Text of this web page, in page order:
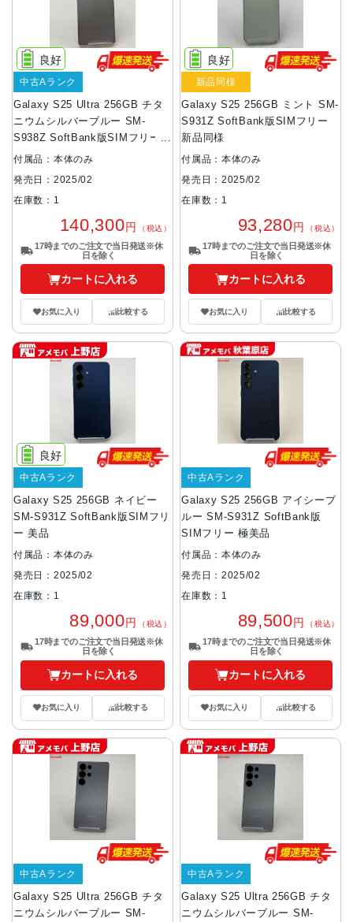
Galaxy S25 Ultra 256GB チタ
ニウムシルバーブルー SM-
S938Z SoftBank版SIMフリー
美品
良好
中古Aランク
付属品：本体のみ
発売日：2025/02
在庫数：1
140,300円 （税込）
17時までのご注文で当日発送※休
日を除く
カートに入れる
お気に入り 比較する
Galaxy S25 256GB ミント SM-
S931Z SoftBank版SIMフリー
新品同様
良好
新品同様
付属品：本体のみ
発売日：2025/02
在庫数：1
93,280円 （税込）
17時までのご注文で当日発送※休
日を除く
カートに入れる
お気に入り 比較する
Galaxy S25 256GB ネイビー
SM-S931Z SoftBank版SIMフリ
ー 美品
良好
中古Aランク
付属品：本体のみ
発売日：2025/02
在庫数：1
89,000円 （税込）
17時までのご注文で当日発送※休
日を除く
カートに入れる
お気に入り 比較する
Galaxy S25 256GB アイシーブ
ルー SM-S931Z SoftBank版
SIMフリー 極美品
中古Aランク
付属品：本体のみ
発売日：2025/02
在庫数：1
89,500円 （税込）
17時までのご注文で当日発送※休
日を除く
カートに入れる
お気に入り 比較する
Galaxy S25 Ultra 256GB チタ
ニウムシルバーブルー SM-
中古Aランク
Galaxy S25 Ultra 256GB チタ
ニウムシルバーブルー SM-
中古Aランク